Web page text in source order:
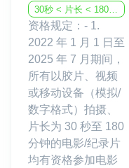
资格规定：- 1.
2022 年 1 月 1 日至
2025 年 7 月期间，
所有以胶片、视频
或移动设备（模拟/
数字格式）拍摄、
片长为 30 秒至 180
分钟的电影/纪录片
均有资格参加电影